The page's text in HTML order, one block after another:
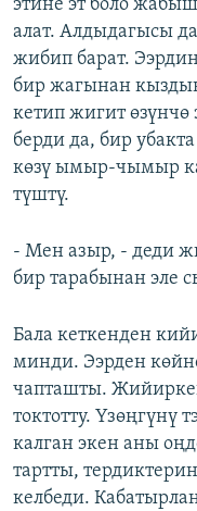
этине эт боло
алат. Алдыдагысы
жибип барат.
бир жагынан
кетип жигит
берди да, бир
көзү ымыр-чымыр
түштү.
- Мен азыр, - деди
бир тарабынан эле
Бала кеткенден
минди. Ээрден
чапташты.
токтотту.
калган экен аны
тартты,
келбеди.